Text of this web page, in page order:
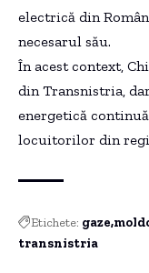
electrică din
necesarul său.
În acest context,
din Transnistria,
energetică
locuitorilor din
Etichete: gaze
transnistria